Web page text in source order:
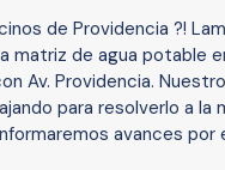
de Providencia ?!
matriz de agua potable
Av. Providencia.
para resolverlo a la
avances por